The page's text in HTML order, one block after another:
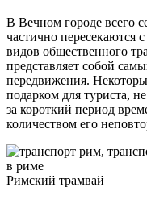
В Вечном городе всего
частично пересекаются
видов общественного
представляет собой
передвижения.
подарком для туриста,
за короткий период
количеством его
Римский трамвай